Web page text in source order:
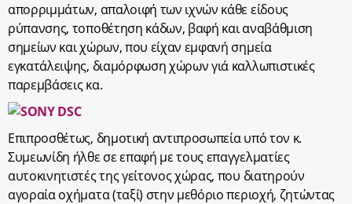
απορριμμάτων, απαλοιφή των ιχνών κάθε είδους
ρύπανσης, τοποθέτηση κάδων, βαφή και αναβάθμιση
σημείων και χώρων, που είχαν εμφανή σημεία
εγκατάλειψης, διαμόρφωση χώρων γιά καλλωπιστικές
παρεμβάσεις κα.
Επιπροσθέτως, δημοτική αντιπροσωπεία υπό τον κ.
Συμεωνίδη ήλθε σε επαφή με τους επαγγελματίες
αυτοκινητιστές της γείτονος χώρας, που διατηρούν
αγοραία οχήματα (ταξί) στην μεθόριο περιοχή, ζητώντας